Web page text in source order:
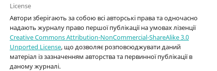
License
Автори зберігають за собою всі авторські права та одночасно
надають журналу право першої публікації на умовах лізенції
Creative Commons Attribution-NonCommercial-ShareAlike 3.0
Unported License, що дозволяє розповсюджувати даний
матеріал із зазначенням авторства та первинної публікації в
даному журналі.